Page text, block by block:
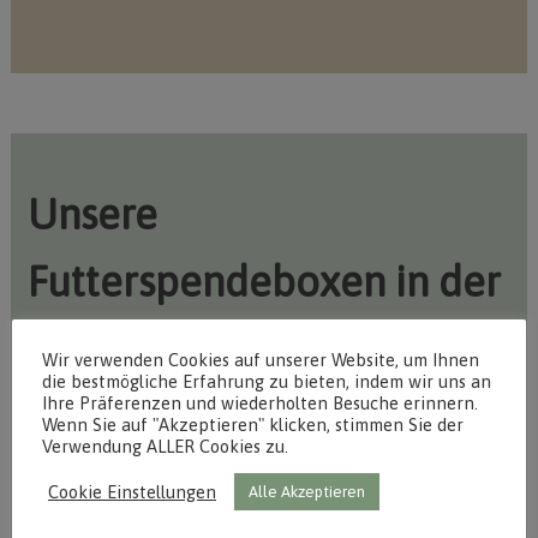
Unsere
Futterspendeboxen in der
Region
Edeka, Falkensee Wachtelfeld
Edeka Zukunftsmarkt, Nauen
Wir verwenden Cookies auf unserer Website, um Ihnen
die bestmögliche Erfahrung zu bieten, indem wir uns an
Ihre Präferenzen und wiederholten Besuche erinnern.
Wenn Sie auf "Akzeptieren" klicken, stimmen Sie der
Verwendung ALLER Cookies zu.
Cookie Einstellungen Alle Akzeptieren